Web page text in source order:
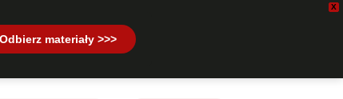
X
Odbierz materiały >>>